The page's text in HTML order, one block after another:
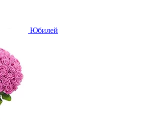
Юбилей